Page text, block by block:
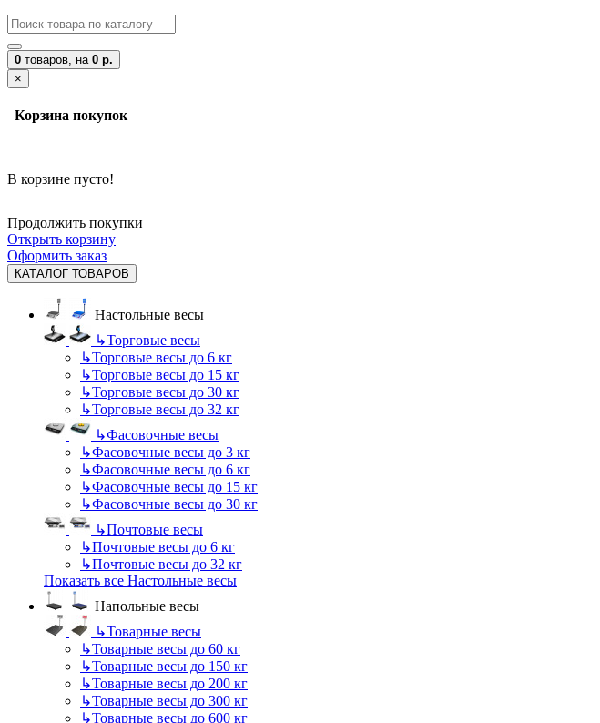
0 товаров, на 0 р.
×
Корзина покупок
В корзине пусто!
Продолжить покупки
Открыть корзину
Оформить заказ
КАТАЛОГ ТОВАРОВ
Настольные весы
↳Торговые весы
↳Торговые весы до 6 кг
↳Торговые весы до 15 кг
↳Торговые весы до 30 кг
↳Торговые весы до 32 кг
↳Фасовочные весы
↳Фасовочные весы до 3 кг
↳Фасовочные весы до 6 кг
↳Фасовочные весы до 15 кг
↳Фасовочные весы до 30 кг
↳Почтовые весы
↳Почтовые весы до 6 кг
↳Почтовые весы до 32 кг
Показать все Настольные весы
Напольные весы
↳Товарные весы
↳Товарные весы до 60 кг
↳Товарные весы до 150 кг
↳Товарные весы до 200 кг
↳Товарные весы до 300 кг
↳Товарные весы до 600 кг